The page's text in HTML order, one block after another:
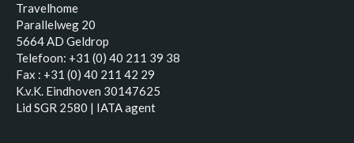
Travelhome
Parallelweg 20
5664 AD Geldrop
Telefoon: +31 (0) 40 211 39 38
Fax : +31 (0) 40 211 42 29
K.v.K. Eindhoven 30147625
Lid SGR 2580 | IATA agent